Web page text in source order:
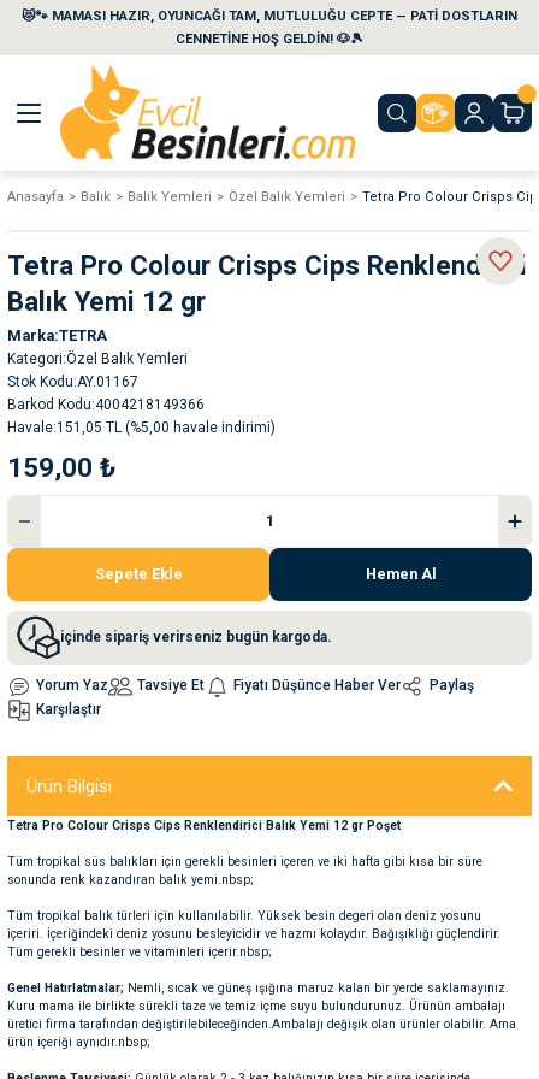
😻🐾 MAMASI HAZIR, OYUNCAĞI TAM, MUTLULUĞU CEPTE — PATİ DOSTLARIN
CENNETİNE HOŞ GELDİN! 🐶🎾
Geri Dön
Geri Dön
Temizlik Ürünleri
Su Kabları
Seyahat Ürünleri
Geri Dön
Geri Dön
Geri Dön
Geri Dön
Anasayfa Balık Balık Yemleri Özel Balık Yemleri Tetra Pro Colour Crisps
Tetra Pro Colour Crisps Cips Renklendirici
Balık Yemi 12 gr
Marka TETRA
Kategori Özel Balık Yemleri
Stok Kodu AY.01167
Barkod Kodu 4004218149366
Havale 151,05 TL (%5,00 havale indirimi)
159,00 ₺
Sepete Ekle Hemen Al
içinde sipariş verirseniz bugün kargoda.
Yorum Yaz Tavsiye Et Fiyatı Düşünce Haber Ver
Paylaş
Karşılaştır
Ürün Bilgisi
Tetra Pro Colour Crisps Cips Renklendirici Balık Yemi 12 gr Poşet
Tüm tropikal süs balıkları için gerekli besinleri içeren ve iki hafta gibi kısa bir süre
sonunda renk kazandıran balık yemi.nbsp;
Tüm tropikal balık türleri için kullanılabilir. Yüksek besin degeri olan deniz yosunu
içeriri. İçeriğindeki deniz yosunu besleyicidir ve hazmı kolaydır. Bağışıklığı güçlendirir.
Tüm gerekli besinler ve vitaminleri içerir.nbsp;
Genel Hatırlatmalar; Nemli, sıcak ve güneş ışığına maruz kalan bir yerde saklamayınız.
Kuru mama ile birlikte sürekli taze ve temiz içme suyu bulundurunuz. Ürünün ambalajı
üretici firma tarafından değiştirilebileceğinden.Ambalajı değişik olan ürünler olabilir. Ama
ürün içeriği aynıdır.nbsp;